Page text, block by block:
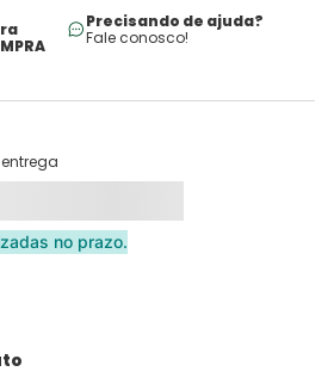
Precisando de ajuda?
Fale conosco!
no prazo.